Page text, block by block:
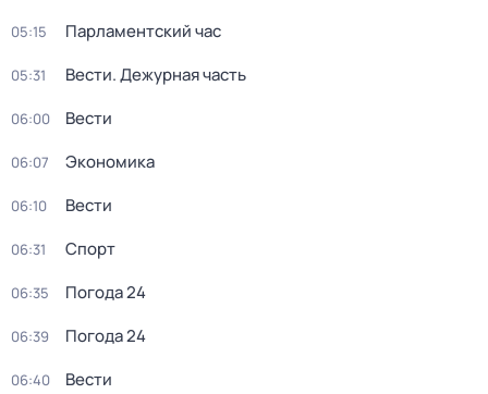
05:15 Парламентский час
05:31 Вести. Дежурная часть
06:00 Вести
06:07 Экономика
06:10 Вести
06:31 Спорт
06:35 Погода 24
06:39 Погода 24
06:40 Вести